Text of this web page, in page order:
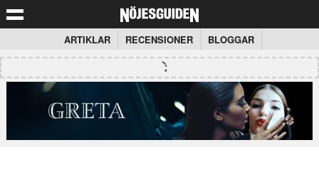
ARTIKLAR RECENSIONER BLOGGAR